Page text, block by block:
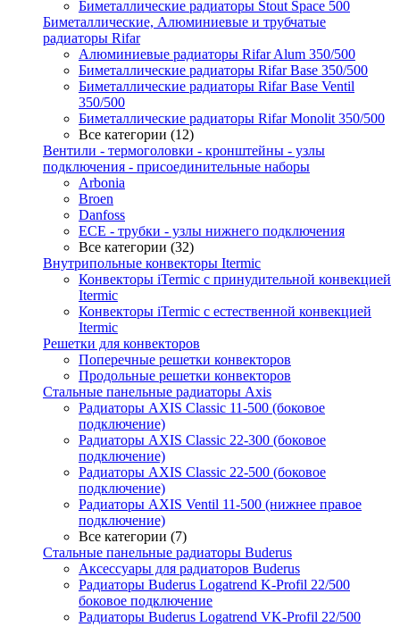
Биметаллические радиаторы Stout Space 500
Биметаллические, Алюминиевые и трубчатые
радиаторы Rifar
Алюминиевые радиаторы Rifar Alum 350/500
Биметаллические радиаторы Rifar Base 350/500
Биметаллические радиаторы Rifar Base Ventil
350/500
Биметаллические радиаторы Rifar Monolit 350/500
Все категории (12)
Вентили - термоголовки - кронштейны - узлы
подключения - присоединительные наборы
Arbonia
Broen
Danfoss
ECE - трубки - узлы нижнего подключения
Все категории (32)
Внутрипольные конвекторы Itermic
Конвекторы iTermic c принудительной конвекцией
Itermic
Конвекторы iTermic с естественной конвекцией
Itermic
Решетки для конвекторов
Поперечные решетки конвекторов
Продольные решетки конвекторов
Стальные панельные радиаторы Axis
Радиаторы AXIS Classic 11-500 (боковое
подключение)
Радиаторы AXIS Classic 22-300 (боковое
подключение)
Радиаторы AXIS Classic 22-500 (боковое
подключение)
Радиаторы AXIS Ventil 11-500 (нижнее правое
подключение)
Все категории (7)
Стальные панельные радиаторы Buderus
Аксессуары для радиаторов Buderus
Радиаторы Buderus Logatrend K-Profil 22/500
боковое подключение
Радиаторы Buderus Logatrend VK-Profil 22/500